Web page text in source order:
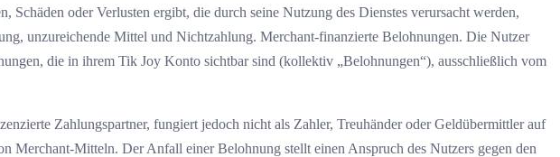
oder Verlusten ergibt, die durch seine Nutzung des Dienstes verursacht werden,
unzureichende Mittel und Nichtzahlung. Merchant-finanzierte Belohnungen. Die Nutzer
die in ihrem Tik Joy Konto sichtbar sind (kollektiv „Belohnungen“), ausschließlich vom
Zahlungspartner, fungiert jedoch nicht als Zahler, Treuhänder oder Geldübermittler auf
Merchant-Mitteln. Der Anfall einer Belohnung stellt einen Anspruch des Nutzers gegen den